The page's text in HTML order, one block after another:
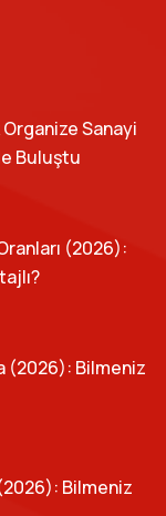
Sanayi
Buluştu
(2026):
(2026): Bilmeniz
Bilmeniz